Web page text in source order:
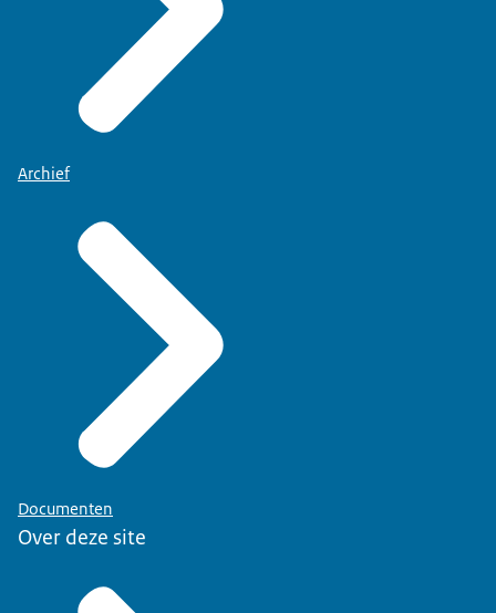
Archief
Documenten
Over deze site